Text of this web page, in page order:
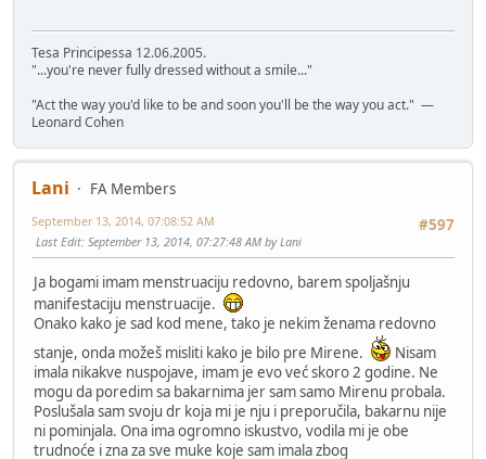
Tesa Principessa 12.06.2005.
"...you're never fully dressed without a smile..."
"Act the way you'd like to be and soon you'll be the way you act." —
Leonard Cohen
Lani
FA Members
#597
September 13, 2014, 07:08:52 AM
Last Edit: September 13, 2014, 07:27:48 AM by Lani
Ja bogami imam menstruaciju redovno, barem spoljašnju
manifestaciju menstruacije.
Onako kako je sad kod mene, tako je nekim ženama redovno
stanje, onda možeš misliti kako je bilo pre Mirene.
Nisam
imala nikakve nuspojave, imam je evo već skoro 2 godine. Ne
mogu da poredim sa bakarnima jer sam samo Mirenu probala.
Poslušala sam svoju dr koja mi je nju i preporučila, bakarnu nije
ni pominjala. Ona ima ogromno iskustvo, vodila mi je obe
trudnoće i zna za sve muke koje sam imala zbog